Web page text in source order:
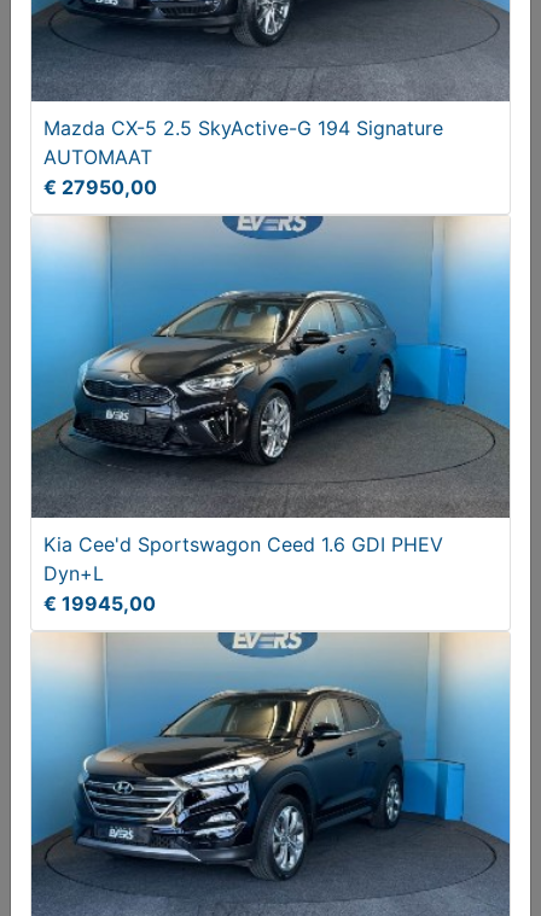
Volkswagen Polo 1.0 BlueM. Edition
€ 12250,00
Volkswagen T-Roc 1.5 TSI Sport 2020, Benzine,
Handgeschakeld
€ 23950,00
Mazda CX-5 2.5 SkyActive-G 194 Signature
AUTOMAAT
€ 27950,00
Kia Cee'd Sportswagon Ceed 1.6 GDI PHEV
Dyn+L
€ 19945,00